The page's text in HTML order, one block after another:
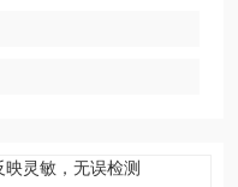
无需任何设置，一键操作
和流速的修正测量，使用